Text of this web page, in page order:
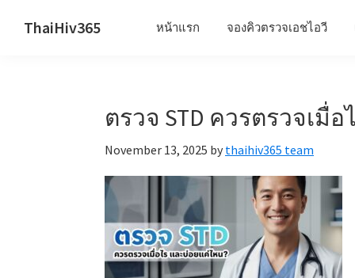
ThaiHiv365 หน้าแรก จองคิวตรวจเอชไอวี
ตรวจ STD ควรตรวจเมื่
November 13, 2025 by thaihiv365 team